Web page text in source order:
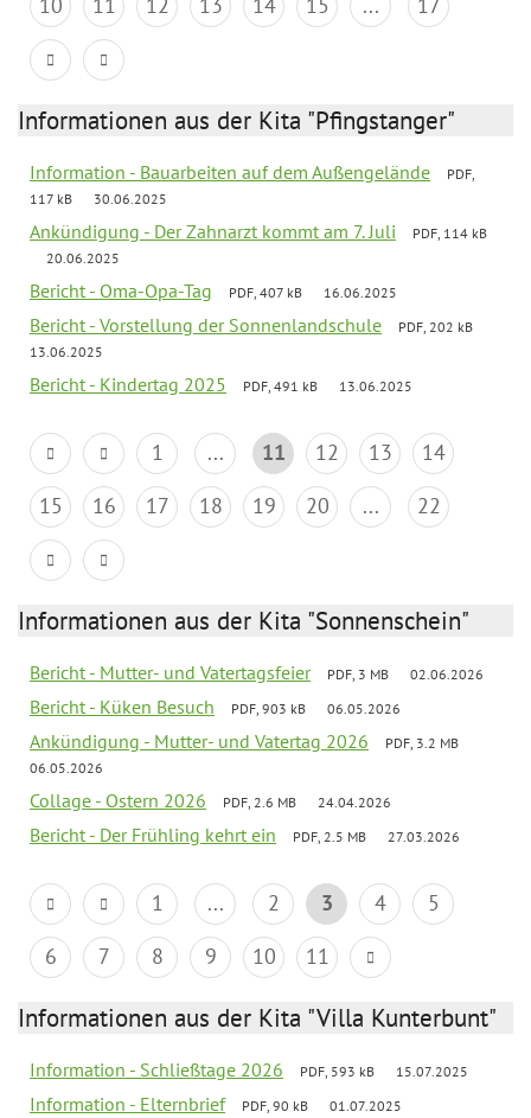
Informationen aus der Kita "Pfingstanger"
Information - Bauarbeiten auf dem Außengelände
PDF,
117 kB
30.06.2025
Ankündigung - Der Zahnarzt kommt am 7. Juli
PDF, 114 kB
20.06.2025
Bericht - Oma-Opa-Tag PDF, 407 kB 16.06.2025
Bericht - Vorstellung der Sonnenlandschule
PDF, 202 kB
13.06.2025
Bericht - Kindertag 2025 PDF, 491 kB 13.06.2025
1 ... 11 12 13
14
15
16 17 18 19 20 ... 22
Informationen aus der Kita "Sonnenschein"
Bericht - Mutter- und Vatertagsfeier PDF, 3 MB 02.06.2026
Bericht - Küken Besuch PDF, 903 kB 06.05.2026
Ankündigung - Mutter- und Vatertag 2026
PDF, 3.2 MB
06.05.2026
Collage - Ostern 2026 PDF, 2.6 MB 24.04.2026
Bericht - Der Frühling kehrt ein PDF, 2.5 MB 27.03.2026
1 ... 2 3 4
5
6
7 8 9 10 11
Informationen aus der Kita "Villa Kunterbunt"
Information - Schließtage 2026 PDF, 593 kB 15.07.2025
Information - Elternbrief PDF, 90 kB 01.07.2025